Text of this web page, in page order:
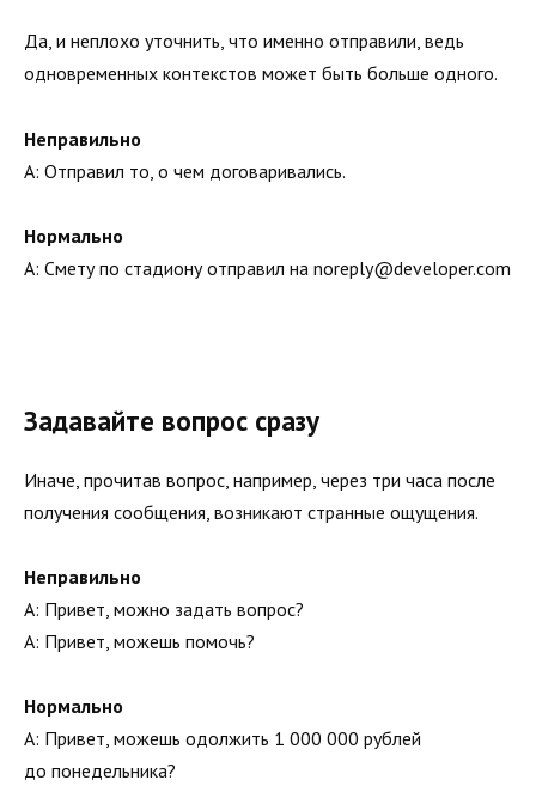
Да, и неплохо уточнить, что именно отправили, ведь
одновременных контекстов может быть больше одного.
Неправильно
А: Отправил то, о чем договаривались.
Нормально
А: Смету по стадиону отправил на noreply@developer.com
Задавайте вопрос сразу
Иначе, прочитав вопрос, например, через три часа после
получения сообщения, возникают странные ощущения.
Неправильно
А: Привет, можно задать вопрос?
А: Привет, можешь помочь?
Нормально
А: Привет, можешь одолжить 1 000 000 рублей
до понедельника?